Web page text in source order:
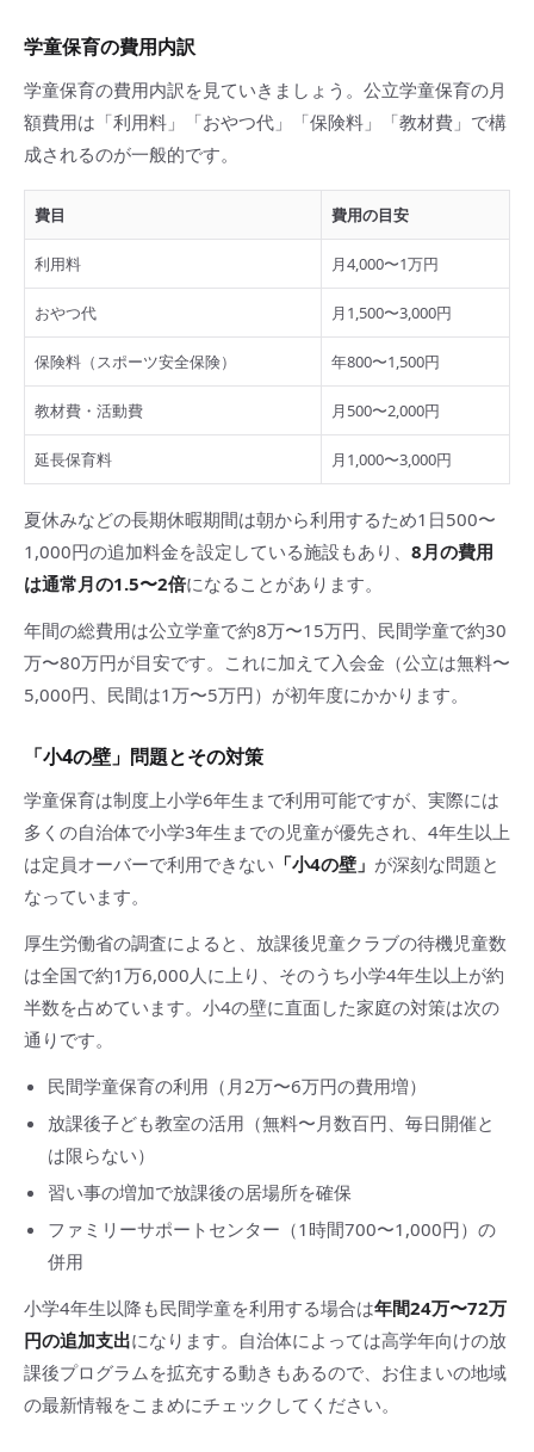
学童保育の費用内訳
学童保育の費用内訳を見ていきましょう。公立学童保育の月
額費用は「利用料」「おやつ代」「保険料」「教材費」で構
成されるのが一般的です。
費目 費用の目安
利用料 月4,000〜1万円
おやつ代 月1,500〜3,000円
保険料（スポーツ安全保険） 年800〜1,500円
教材費・活動費 月500〜2,000円
延長保育料 月1,000〜3,000円
夏休みなどの長期休暇期間は朝から利用するため1日500〜
1,000円の追加料金を設定している施設もあり、 8月の費用
は通常月の1.5〜2倍になることがあります。
年間の総費用は公立学童で約8万〜15万円、民間学童で約30
万〜80万円が目安です。これに加えて入会金（公立は無料〜
5,000円、民間は1万〜5万円）が初年度にかかります。
「小4の壁」問題とその対策
学童保育は制度上小学6年生まで利用可能ですが、実際には
多くの自治体で小学3年生までの児童が優先され、4年生以上
は定員オーバーで利用できない 「小4の壁」 が深刻な問題と
なっています。
厚生労働省の調査によると、放課後児童クラブの待機児童数
は全国で約1万6,000人に上り、そのうち小学4年生以上が約
半数を占めています。小4の壁に直面した家庭の対策は次の
通りです。
民間学童保育の利用（月2万〜6万円の費用増）
放課後子ども教室の活用（無料〜月数百円、毎日開催と
は限らない）
習い事の増加で放課後の居場所を確保
ファミリーサポートセンター（1時間700〜1,000円）の
併用
小学4年生以降も民間学童を利用する場合は年間24万〜72万
円の追加支出になります。自治体によっては高学年向けの放
課後プログラムを拡充する動きもあるので、お住まいの地域
の最新情報をこまめにチェックしてください。